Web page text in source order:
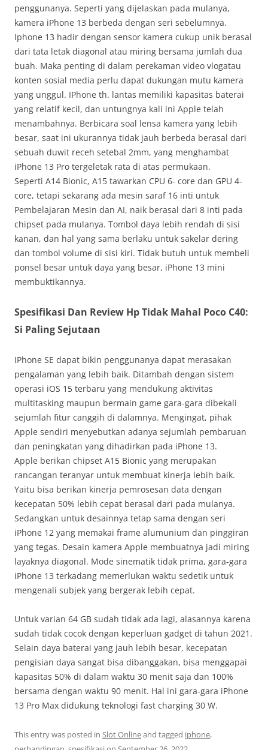
penggunanya. Seperti yang dijelaskan pada mulanya,
kamera iPhone 13 berbeda dengan seri sebelumnya.
Iphone 13 hadir dengan sensor kamera cukup unik berasal
dari tata letak diagonal atau miring bersama jumlah dua
buah. Maka penting di dalam perekaman video vlogatau
konten sosial media perlu dapat dukungan mutu kamera
yang unggul. IPhone th. lantas memiliki kapasitas baterai
yang relatif kecil, dan untungnya kali ini Apple telah
menambahnya. Berbicara soal lensa kamera yang lebih
besar, saat ini ukurannya tidak jauh berbeda berasal dari
sebuah duwit receh setebal 2mm, yang menghambat
iPhone 13 Pro tergeletak rata di atas permukaan.
Seperti A14 Bionic, A15 tawarkan CPU 6- core dan GPU 4-
core, tetapi sekarang ada mesin saraf 16 inti untuk
Pembelajaran Mesin dan AI, naik berasal dari 8 inti pada
chipset pada mulanya. Tombol daya lebih rendah di sisi
kanan, dan hal yang sama berlaku untuk sakelar dering
dan tombol volume di sisi kiri. Tidak butuh untuk membeli
ponsel besar untuk daya yang besar, iPhone 13 mini
membuktikannya.
Spesifikasi Dan Review Hp Tidak Mahal Poco C40:
Si Paling Sejutaan
IPhone SE dapat bikin penggunanya dapat merasakan
pengalaman yang lebih baik. Ditambah dengan sistem
operasi iOS 15 terbaru yang mendukung aktivitas
multitasking maupun bermain game gara-gara dibekali
sejumlah fitur canggih di dalamnya. Mengingat, pihak
Apple sendiri menyebutkan adanya sejumlah pembaruan
dan peningkatan yang dihadirkan pada iPhone 13.
Apple berikan chipset A15 Bionic yang merupakan
rancangan teranyar untuk membuat kinerja lebih baik.
Yaitu bisa berikan kinerja pemrosesan data dengan
kecepatan 50% lebih cepat berasal dari pada mulanya.
Sedangkan untuk desainnya tetap sama dengan seri
iPhone 12 yang memakai frame alumunium dan pinggiran
yang tegas. Desain kamera Apple membuatnya jadi miring
layaknya diagonal. Mode sinematik tidak prima, gara-gara
iPhone 13 terkadang memerlukan waktu sedetik untuk
mengenali subjek yang bergerak lebih cepat.
Untuk varian 64 GB sudah tidak ada lagi, alasannya karena
sudah tidak cocok dengan keperluan gadget di tahun 2021.
Selain daya baterai yang jauh lebih besar, kecepatan
pengisian daya sangat bisa dibanggakan, bisa menggapai
kapasitas 50% di dalam waktu 30 menit saja dan 100%
bersama dengan waktu 90 menit. Hal ini gara-gara iPhone
13 Pro Max didukung teknologi fast charging 30 W.
This entry was posted in Slot Onlineand tagged iphone,